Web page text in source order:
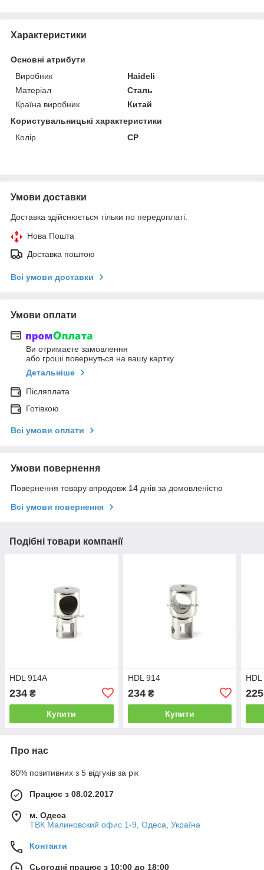
Характеристики
Основні атрибути
Виробник
Haideli
Матеріал
Сталь
Країна виробник
Китай
Користувальницькі характеристики
Колір
CP
Умови доставки
Доставка здійснюється тільки по передоплаті.
Нова Пошта
Доставка поштою
Всі умови доставки
Умови оплати
Ви отримаєте замовлення
або гроші повернуться на вашу картку
Детальніше
Післяплата
Готівкою
Всі умови оплати
Умови повернення
Повернення товару впродовж 14 днів за домовленістю
Всі умови повернення
Подібні товари компанії
HDL 914А
234 ₴
Купити
HDL 914
234₴
Купити
225
Про нас
80% позитивних з 5 відгуків за рік
Працює з 08.02.2017
м. Одеса
ТВК Малиновский офис 1-9, Одеса, Україна
Контакти
Сьогодні працює з 10:00 до 18:00